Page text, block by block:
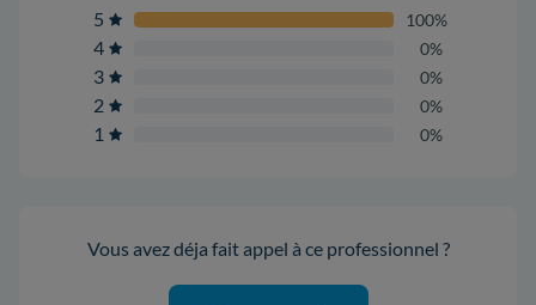
5 100%
4 0%
3 0%
2 0%
1 0%
Vous avez déja fait appel à ce professionnel ?